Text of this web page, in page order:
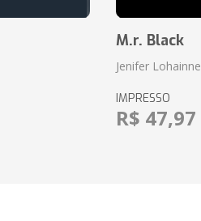
M.r. Black
Jenifer Lohainne
IMPRESSO
R$ 47,97